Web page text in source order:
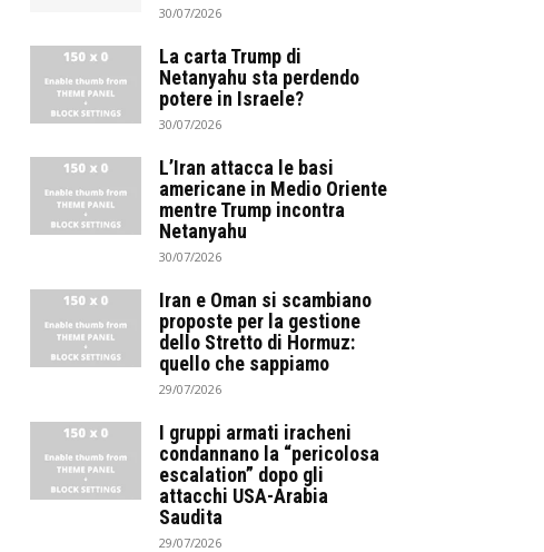
30/07/2026
La carta Trump di
Netanyahu sta perdendo
potere in Israele?
30/07/2026
L’Iran attacca le basi
americane in Medio Oriente
mentre Trump incontra
Netanyahu
30/07/2026
Iran e Oman si scambiano
proposte per la gestione
dello Stretto di Hormuz:
quello che sappiamo
29/07/2026
I gruppi armati iracheni
condannano la “pericolosa
escalation” dopo gli
attacchi USA-Arabia
Saudita
29/07/2026